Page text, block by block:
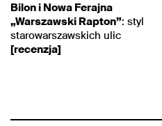
Bilon i Nowa Ferajna
„Warszawski Rapton”: styl
starowarszawskich ulic
[recenzja]